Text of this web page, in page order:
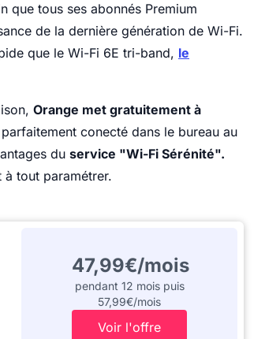
que tous ses abonnés Premium
de la dernière génération de Wi-Fi.
que le Wi-Fi 6E tri-band, le
Orange met gratuitement à
conecté dans le bureau au
du service "Wi-Fi Sérénité".
à tout paramétrer.
47,99€/mois
pendant 12 mois puis
57,99€/mois
Voir l'offre